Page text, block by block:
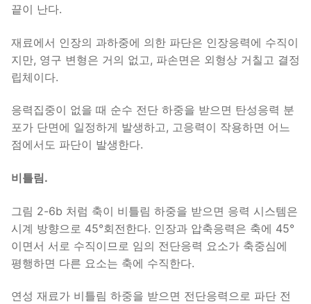
끝이 난다.
재료에서 인장의 과하중에 의한 파단은 인장응력에 수직이
지만, 영구 변형은 거의 없고, 파손면은 외형상 거칠고 결정
립체이다.
응력집중이 없을 때 순수 전단 하중을 받으면 탄성응력 분
포가 단면에 일정하게 발생하고, 고응력이 작용하면 어느
점에서도 파단이 발생한다.
비틀림.
그림 2-6b 처럼 축이 비틀림 하중을 받으면 응력 시스템은
시계 방향으로 45°회전한다. 인장과 압축응력은 축에 45°
이면서 서로 수직이므로 임의 전단응력 요소가 축중심에
평행하면 다른 요소는 축에 수직한다.
연성 재료가 비틀림 하중을 받으면 전단응력으로 파단 전